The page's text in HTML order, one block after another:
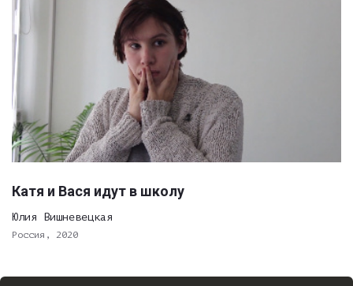
Катя и Вася идут в школу
Юлия Вишневецкая
Россия, 2020